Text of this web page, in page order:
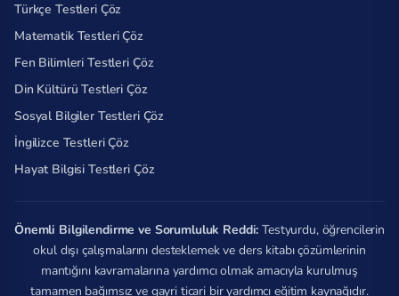
Türkçe Testleri Çöz
Matematik Testleri Çöz
Fen Bilimleri Testleri Çöz
Din Kültürü Testleri Çöz
Sosyal Bilgiler Testleri Çöz
İngilizce Testleri Çöz
Hayat Bilgisi Testleri Çöz
Önemli Bilgilendirme ve Sorumluluk Reddi: Testyurdu, öğrencilerin
okul dışı çalışmalarını desteklemek ve ders kitabı çözümlerinin
mantığını kavramalarına yardımcı olmak amacıyla kurulmuş
tamamen bağımsız ve gayri ticari bir yardımcı eğitim kaynağıdır.